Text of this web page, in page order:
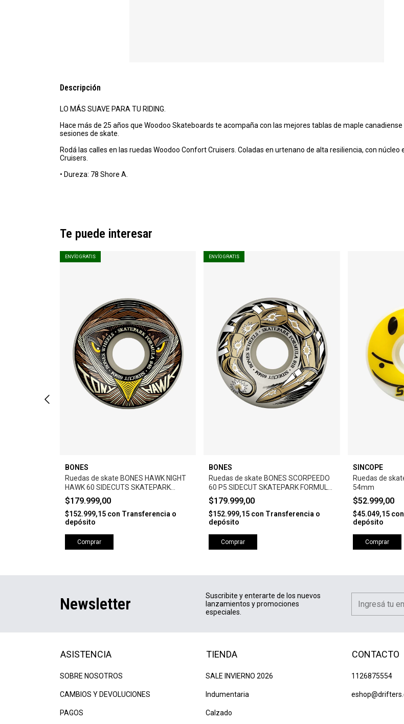
Descripción
LO MÁS SUAVE PARA TU RIDING.
Hace más de 25 años que Woodoo Skateboards te acompaña con las mejores tablas de maple
sesiones de skate.
Rodá las calles en las ruedas Woodoo Confort Cruisers. Coladas en urtenano de alta resiliencia, con
Cruisers.
• Dureza: 78 Shore A.
Te puede interesar
ENVÍO GRATIS
BONES
Ruedas de skate BONES HAWK NIGHT
HAWK 60 SIDECUTS SKATEPARK
FORMULA 84B 4PK
$179.999,00
$152.999,15 con Transferencia o
depósito
Comprar
ENVÍO GRATIS
BONES
Ruedas de skate BONES SCORPEEDO
60 P5 SIDECUT SKATEPARK FORMULA
81B 4K
$179.999,00
$152.999,15 con Transferencia o
depósito
Comprar
SINCOPE
Ruedas de
54mm
$52.999,00
$45.049,15 con
depósito
Comprar
Newsletter
Suscribite y enterarte de los nuevos
lanzamientos y promociones
especiales.
ASISTENCIA
SOBRE NOSOTROS
CAMBIOS Y DEVOLUCIONES
PAGOS
TIENDA
SALE INVIERNO 2026
Indumentaria
Calzado
CONTACTO
1126875554